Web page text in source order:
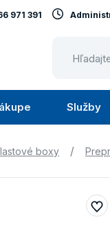
Submenu
Všetko
Služby
971 391
boxy /